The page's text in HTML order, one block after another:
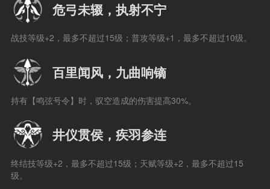
危弓未辍，执射不宁
战技等级+2，最多不超过15级；普攻等级+1，最多不超过10级。
百里闻风，九曲响镝
持有【鸣弦号令】时，驭空造成的伤害提高30%。
井仪贯侯，疾羽参连
终结技等级+2，最多不超过15级；天赋等级+2，最多不超过15
级。